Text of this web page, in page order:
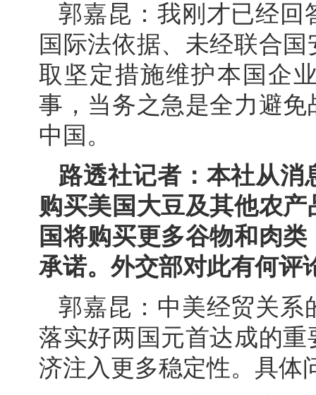
郭嘉昆：我刚才已经回
国际法依据、未经联合
取坚定措施维护本国企
事，当务之急是全力避
中国。
路透社记者：本社从
购买美国大豆及其他农
国将购买更多谷物和肉
承诺。外交部对此有何评
郭嘉昆：中美经贸关系
落实好两国元首达成的
济注入更多稳定性。具体